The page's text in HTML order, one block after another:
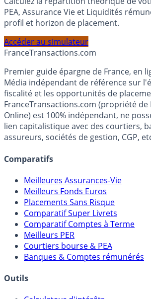
Calculez la répartition théorique de
PEA, Assurance Vie et Liquidités
profil et horizon de placement.
Accéder au simulateur
FranceTransactions.com
Premier guide épargne de France, en
Média indépendant de référence sur
fiscalité et les opportunités de
FranceTransactions.com (propriété de
Online) est 100% indépendant, ne
lien capitalistique avec des courtiers,
Meilleures Assurances-Vie
Meilleurs Fonds Euros
Placements Sans Risque
Comparatif Super Livrets
Comparatif Comptes à Terme
Meilleurs PER
Courtiers bourse & PEA